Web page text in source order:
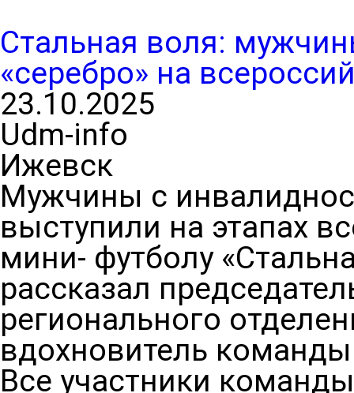
Стальная воля:
«серебро» на
23.10.2025
Udm-info
Ижевск
Мужчины с
выступили на этапах
мини- футболу
рассказал
регионального
вдохновитель
Все участники